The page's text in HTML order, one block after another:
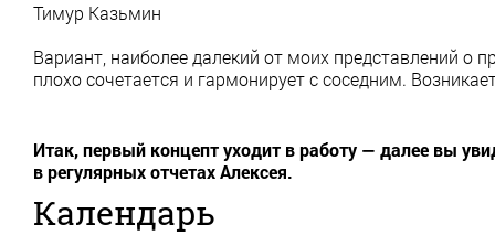
Тимур Казьмин
Вариант, наиболее далекий от моих представлений о
плохо сочетается и гармонирует с соседним.
Итак, первый концепт уходит в работу — далее вы
в регулярных отчетах Алексея.
Календарь